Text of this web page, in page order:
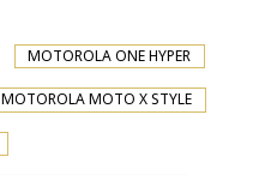
MOTOROLA ONE HYPER
MOTOROLA MOTO X STYLE